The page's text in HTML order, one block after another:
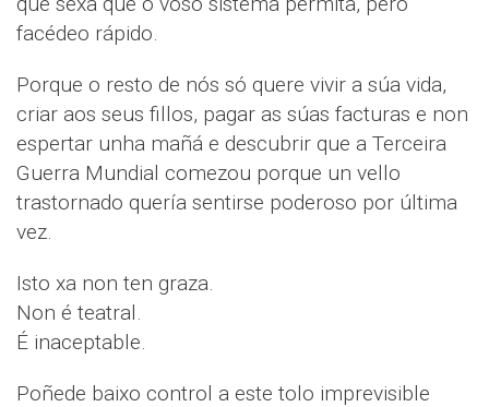
facédeo rápido.
Porque o resto de nós só quere vivir a súa vida,
criar aos seus fillos, pagar as súas facturas e non
espertar unha mañá e descubrir que a Terceira
Guerra Mundial comezou porque un vello
trastornado quería sentirse poderoso por última
vez.
Isto xa non ten graza.
Non é teatral.
É inaceptable.
Poñede baixo control a este tolo imprevisible